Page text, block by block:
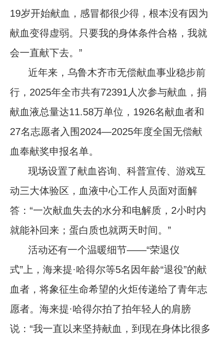
19岁开始献血，感冒都很少得，根本没有因为
献血变得虚弱。只要我的身体条件合格，我就
会一直献下去。”
近年来，乌鲁木齐市无偿献血事业稳步前
行，2025年全市共有72391人次参与献血，捐
献血液总量达11.58万单位，1926名献血者和
27名志愿者入围2024—2025年度全国无偿献
血奉献奖申报名单。
现场设置了献血咨询、科普宣传、游戏互
动三大体验区，血液中心工作人员面对面解
答：“一次献血失去的水分和电解质，2小时内
就能补回来；蛋白质也就两天时间。”
活动还有一个温暖细节——“荣退仪
式”上，海来提·哈得尔等5名因年龄“退役”的献
血者，将象征生命希望的火炬传递给了青年志
愿者。海来提·哈得尔拍了拍年轻人的肩膀
说：“我一直以来坚持献血，到现在身体比很多